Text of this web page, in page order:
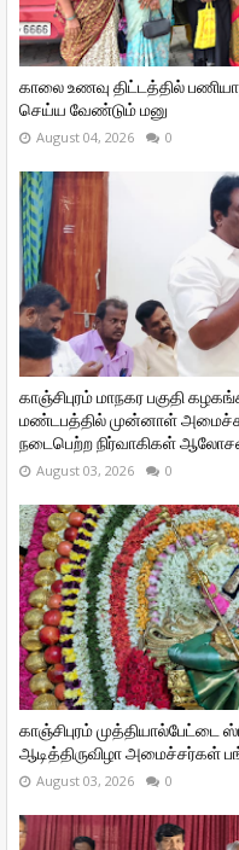
காலை உணவு திட்டத்தில்
செய்ய வேண்டும் மனு
August 04, 2026 0
காஞ்சிபுரம் மாநகர பகுதி
மண்டபத்தில் முன்னாள்
நடைபெற்ற நிர்வாகிகள்
August 03, 2026 0
காஞ்சிபுரம்
ஆடித்திருவிழா அமைச்சர்கள்
August 03, 2026 0